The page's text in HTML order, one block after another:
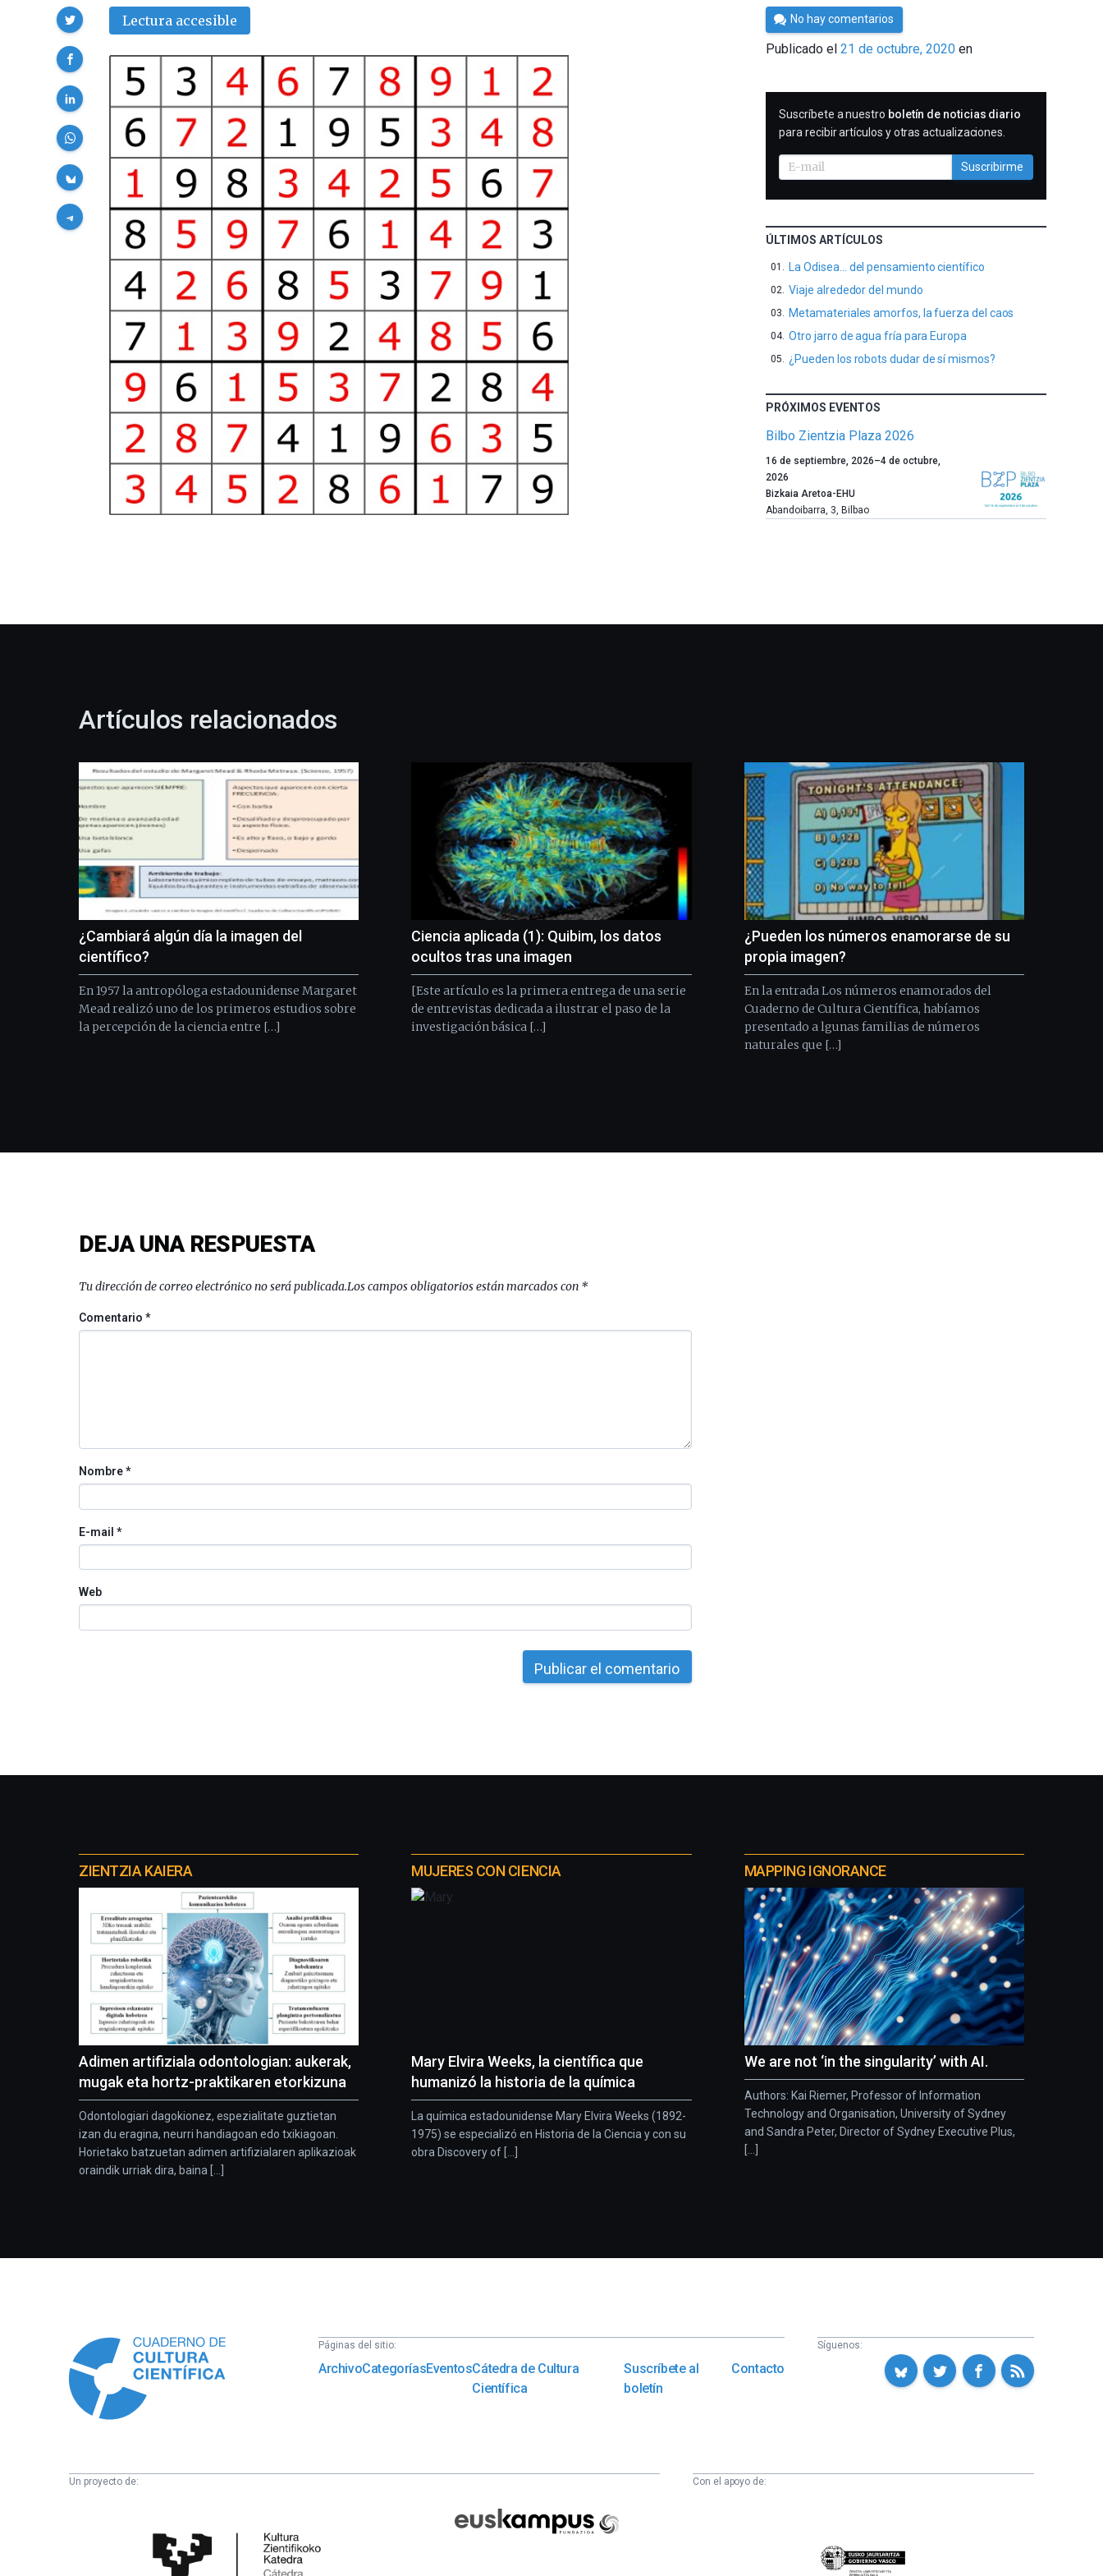
Lectura accesible
Compartir
Por
César
Tomé
No hay comentarios
Publicado el21 de octubre, 2020 en
SUSCRIBIRME
Suscríbete a nuestro boletín de noticias diario
para recibir artículos y otras actualizaciones.
Suscribirme
ÚLTIMOS ARTÍCULOS
La Odisea… del pensamiento científico
Viaje alrededor del mundo
Metamateriales amorfos, la fuerza del caos
Otro jarro de agua fría para Europa
¿Pueden los robots dudar de sí mismos?
PRÓXIMOS EVENTOS
Bilbo Zientzia Plaza 2026
Un
año
más,
Bilbao
la
Plaza
festival
ciudad
de
monólogos,
exposiciones,
conferencias,
y
espectáculos
del
de
16 de septiembre, 2026–4 de octubre,
2026
Bizkaia Aretoa-EHU
Abandoibarra, 3, Bilbao
Artículos relacionados
¿Cambiará algún día la imagen del
científico?
En 1957 la antropóloga estadounidense Margaret
Mead realizó uno de los primeros estudios sobre
la percepción de la ciencia entre […]
Ciencia aplicada (1): Quibim, los datos
ocultos tras una imagen
[Este artículo es la primera entrega de una serie
de entrevistas dedicada a ilustrar el paso de la
investigación básica […]
¿Pueden los números enamorarse de su
propia imagen?
En la entrada Los números enamorados del
Cuaderno de Cultura Científica, habíamos
presentado a lgunas familias de números
naturales que […]
DEJA UNA RESPUESTA
Tu dirección de correo electrónico no será publicada.Los campos obligatorios están marcados con *
Comentario*
Nombre*
E-mail *
Web
proyectos
ZIENTZIA KAIERA
Adimen artifiziala odontologian: aukerak,
mugak eta hortz-praktikaren etorkizuna
Odontologiari dagokionez, espezialitate guztietan
izan du eragina, neurri handiagoan edo txikiagoan.
Horietako batzuetan adimen artifizialaren aplikazioak
oraindik urriak dira, baina [...]
MUJERES CON CIENCIA
Mary Elvira Weeks, la científica que
humanizó la historia de la química
La química estadounidense Mary Elvira Weeks (1892-
1975) se especializó en Historia de la Ciencia y con su
obra Discovery of [...]
MAPPING IGNORANCE
We are not ‘in the singularity’ with AI.
Authors: Kai Riemer, Professor of Information
Technology and Organisation, University of Sydney
and Sandra Peter, Director of Sydney Executive Plus,
[...]
Páginas del sitio:
ArchivoCategoríasEventosCátedra de Cultura
Científica
Suscríbete al
boletín
Contacto
Síguenos:
Un proyecto de:
Científica
Fundazioa
Con el apoyo de:
Eusko